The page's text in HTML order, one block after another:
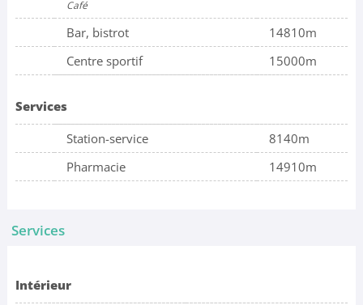
Café
Bar, bistrot
14810m
Centre sportif
15000m
Services
Station-service
8140m
Pharmacie
14910m
Services
Intérieur